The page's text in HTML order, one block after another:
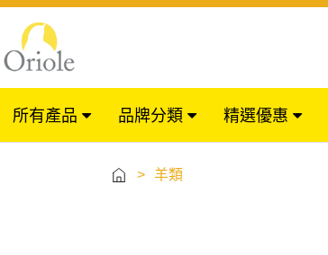
所有產品 品牌分類 精選優惠
> 羊類